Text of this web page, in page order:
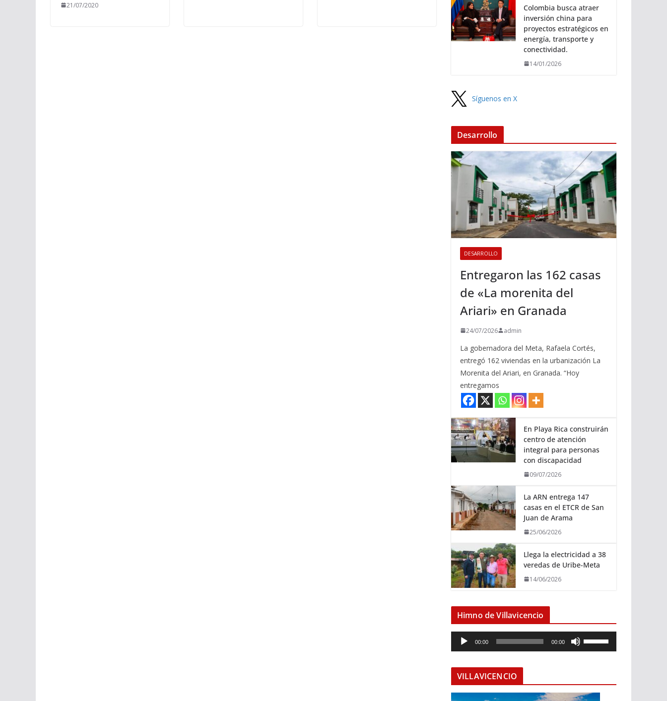
21/07/2020
Colombia busca atraer
inversión china para
proyectos estratégicos en
energía, transporte y
conectividad.
14/01/2026
Síguenos en X
Desarrollo
DESARROLLO
Entregaron las 162 casas
de «La morenita del
Ariari» en Granada
24/07/2026 admin
La gobernadora del Meta, Rafaela Cortés,
entregó 162 viviendas en la urbanización La
Morenita del Ariari, en Granada. “Hoy
entregamos
En Playa Rica construirán
centro de atención
integral para personas
con discapacidad
09/07/2026
La ARN entrega 147
casas en el ETCR de San
Juan de Arama
25/06/2026
Llega la electricidad a 38
veredas de Uribe-Meta
14/06/2026
Himno de Villavicencio
e
o
00:00 00:00
i
z
VILLAVICENCIO